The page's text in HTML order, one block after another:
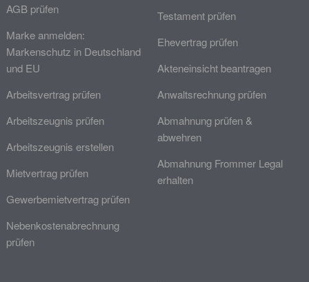
AGB prüfen
Marke anmelden:
Markenschutz in Deutschland
und EU
Arbeitsvertrag prüfen
Arbeitszeugnis prüfen
Arbeitszeugnis erstellen
Mietvertrag prüfen
Gewerbemietvertrag prüfen
Nebenkostenabrechnung
prüfen
Testament prüfen
Ehevertrag prüfen
Akteneinsicht beantragen
Anwaltsrechnung prüfen
Abmahnung prüfen &
abwehren
Abmahnung Frommer Legal
erhalten